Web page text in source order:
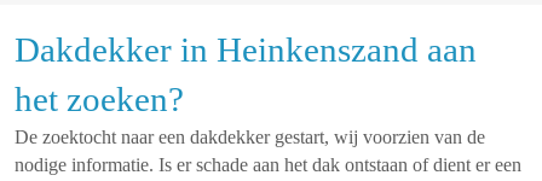
Dakdekker in Heinkenszand aan
het zoeken?
De zoektocht naar een dakdekker gestart, wij voorzien van de
nodige informatie. Is er schade aan het dak ontstaan of dient er een